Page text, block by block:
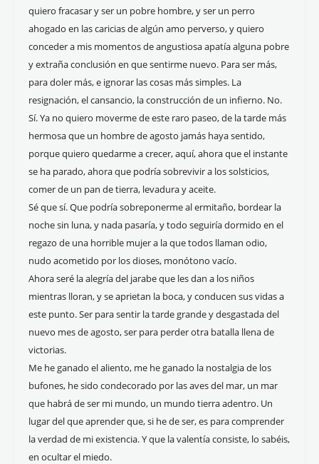
quiero fracasar y ser un pobre hombre, y ser un perro
ahogado en las caricias de algún amo perverso, y quiero
conceder a mis momentos de angustiosa apatía alguna pobre
y extraña conclusión en que sentirme nuevo. Para ser más,
para doler más, e ignorar las cosas más simples. La
resignación, el cansancio, la construcción de un infierno. No.
Sí. Ya no quiero moverme de este raro paseo, de la tarde más
hermosa que un hombre de agosto jamás haya sentido,
porque quiero quedarme a crecer, aquí, ahora que el instante
se ha parado, ahora que podría sobrevivir a los solsticios,
comer de un pan de tierra, levadura y aceite.
Sé que sí. Que podría sobreponerme al ermitaño, bordear la
noche sin luna, y nada pasaría, y todo seguiría dormido en el
regazo de una horrible mujer a la que todos llaman odio,
nudo acometido por los dioses, monótono vacío.
Ahora seré la alegría del jarabe que les dan a los niños
mientras lloran, y se aprietan la boca, y conducen sus vidas a
este punto. Ser para sentir la tarde grande y desgastada del
nuevo mes de agosto, ser para perder otra batalla llena de
victorias.
Me he ganado el aliento, me he ganado la nostalgia de los
bufones, he sido condecorado por las aves del mar, un mar
que habrá de ser mi mundo, un mundo tierra adentro. Un
lugar del que aprender que, si he de ser, es para comprender
la verdad de mi existencia. Y que la valentía consiste, lo sabéis,
en ocultar el miedo.